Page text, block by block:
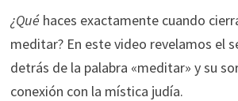
¿Qué haces exactamente cuando
meditar? En este video revelamos el
detrás de la palabra «meditar» y su
conexión con la mística judía.